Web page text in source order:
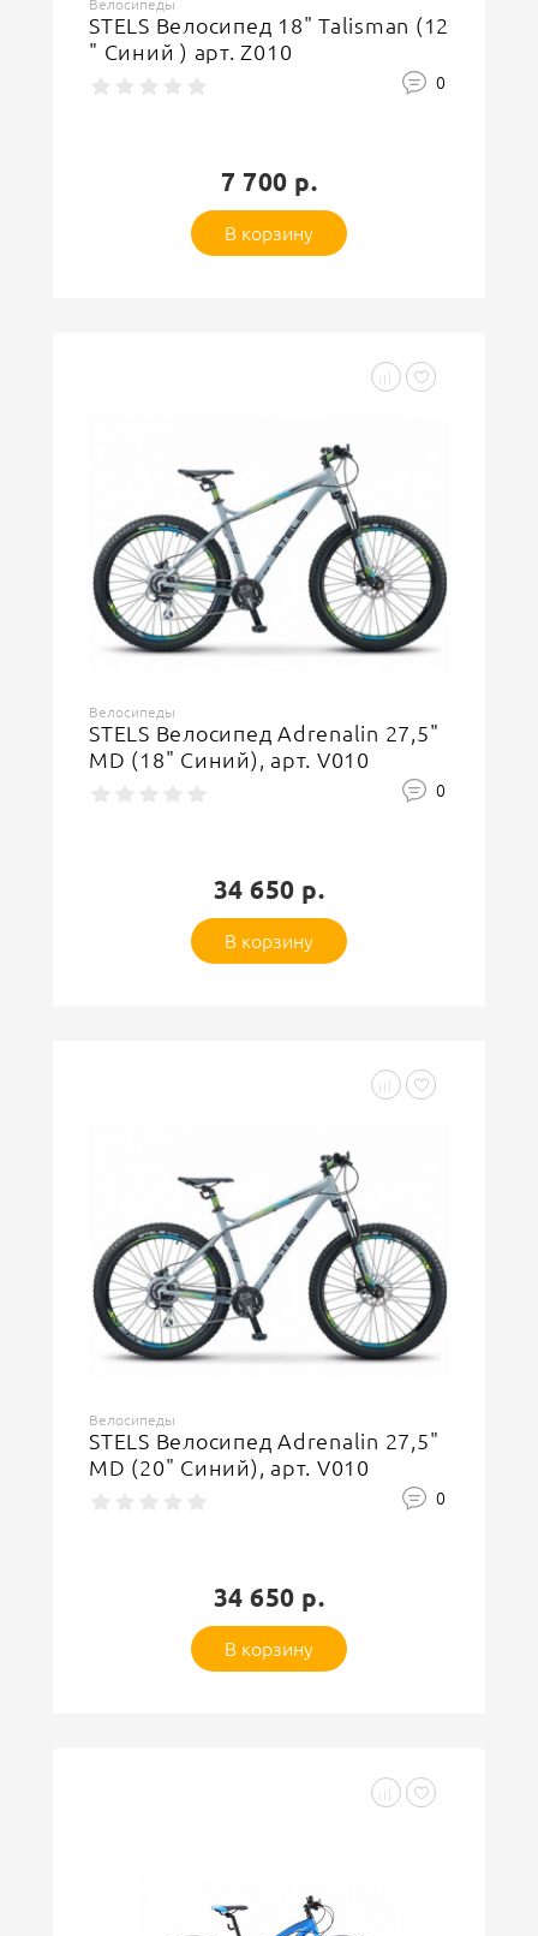
Велосипеды
STELS Велосипед 18" Talisman (12
" Синий ) арт. Z010
0
7 700 р.
В корзину
Велосипеды
STELS Велосипед Adrenalin 27,5"
MD (18" Синий), арт. V010
0
34 650 р.
В корзину
Велосипеды
STELS Велосипед Adrenalin 27,5"
MD (20" Синий), арт. V010
0
34 650 р.
В корзину